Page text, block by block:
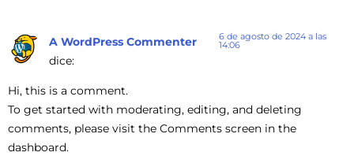
A WordPress Commenter
dice:
6 de agosto de 2024 a las
14:06
Hi, this is a comment.
To get started with moderating, editing, and deleting
comments, please visit the Comments screen in the
dashboard.